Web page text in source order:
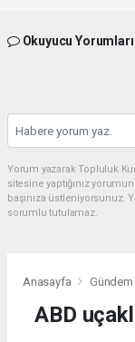
Okuyucu Yorumları
Yorum yazarak Topluluk
sitesine yaptığınız
başınıza üstleniyorsunuz.
sorumlu tutulamaz.
Anasayfa Gündem
ABD